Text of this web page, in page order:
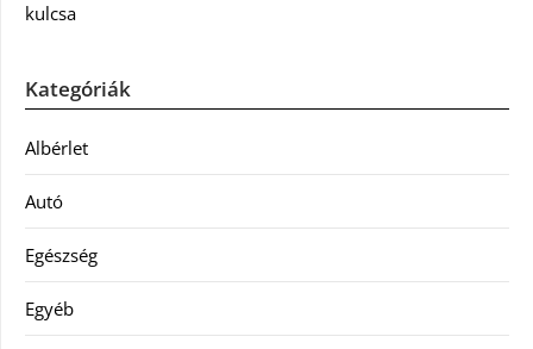
kulcsa
Kategóriák
Albérlet
Autó
Egészség
Egyéb